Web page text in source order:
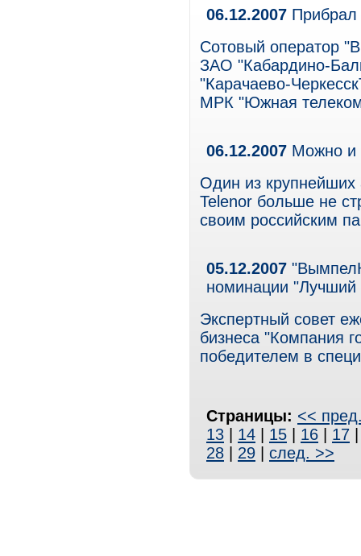
06.12.2007 Прибрал
Сотовый оператор
ЗАО "Кабардино-
"Карачаево-
МРК "Южная
06.12.2007 Можно и
Один из
Telenor больше не
своим российским
05.12.2007
номинации "Лучший
Экспертный совет
бизнеса "Компания
победителем в
Страницы: <<
13
14 15 16 17
28
29 след. >>